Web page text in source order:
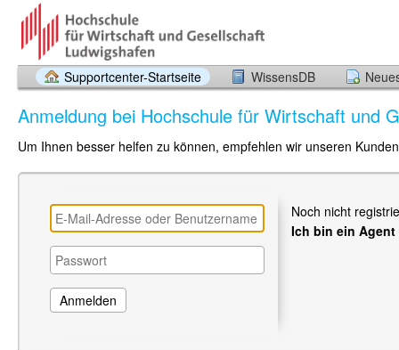
Supportcenter-Startseite WissensDB
Anmeldung bei Hochschule für Wirtschaft und
Um Ihnen besser helfen zu können, empfehlen wir unseren
Noch nicht
Ich bin ein Agent